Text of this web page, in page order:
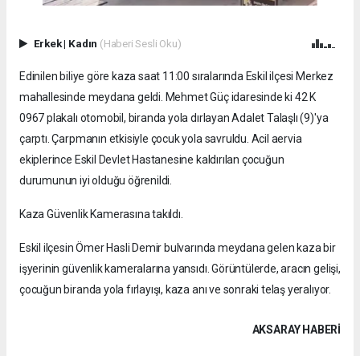
Erkek| Kadın (Haberi Sesli Oku)
Edinilen biliye göre kaza saat 11:00 sıralarında Eskil ilçesi Merkez
mahallesinde meydana geldi. Mehmet Güç idaresinde ki 42 K
0967 plakalı otomobil, biranda yola dırlayan Adalet Talaşlı (9)'ya
çarptı. Çarpmanın etkisiyle çocuk yola savruldu. Acil aervia
ekiplerince Eskil Devlet Hastanesine kaldırılan çocuğun
durumunun iyi olduğu öğrenildi.
Kaza Güvenlik Kamerasına takıldı.
Eskil ilçesin Ömer Hasli Demir bulvarında meydana gelen kaza bir
işyerinin güvenlik kameralarına yansıdı. Görüntülerde, aracın gelişi,
çocuğun biranda yola fırlayışı, kaza anı ve sonraki telaş yeralıyor.
AKSARAY HABERİ